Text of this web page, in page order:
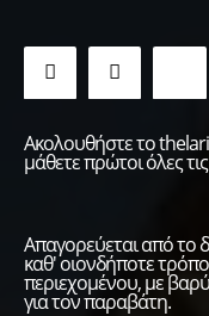
Ακολουθήστε το
μάθετε πρώτοι όλες τις
Απαγορεύεται από το
καθ' οιονδήποτε
περιεχομένου, με
για τον παραβάτη.